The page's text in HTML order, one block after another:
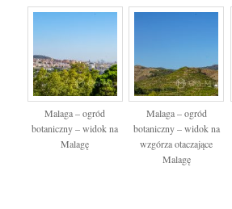
Malaga – ogród
botaniczny – widok na
Malagę
Malaga – ogród
botaniczny – widok na
wzgórza otaczające
Malagę